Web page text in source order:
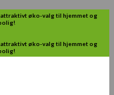
øko-valg til hjemmet og
øko-valg til hjemmet og